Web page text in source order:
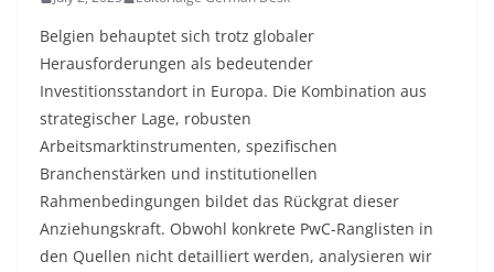
Belgien behauptet sich trotz globaler
Herausforderungen als bedeutender
Investitionsstandort in Europa. Die Kombination aus
strategischer Lage, robusten
Arbeitsmarktinstrumenten, spezifischen
Branchenstärken und institutionellen
Rahmenbedingungen bildet das Rückgrat dieser
Anziehungskraft. Obwohl konkrete PwC-Ranglisten in
den Quellen nicht detailliert werden, analysieren wir